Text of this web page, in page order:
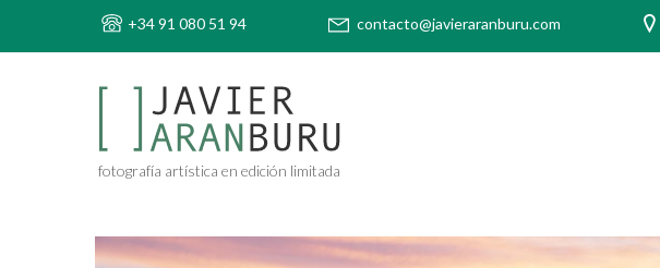
+34 91 080 51 94 contacto@javieraranburu.com
fotografía artística en edición limitada